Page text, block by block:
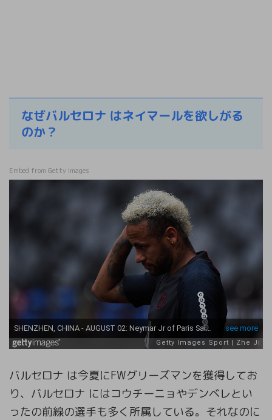
なぜバルセロナ はネイマールを欲しがる
のか？
Embed from Getty Images
バルセロナ は今夏にFWグリーズマンを獲得してお
り、バルセロナ にはコウチーニョやデンベレとい
ったの前線の選手も多く所属している。それなのに